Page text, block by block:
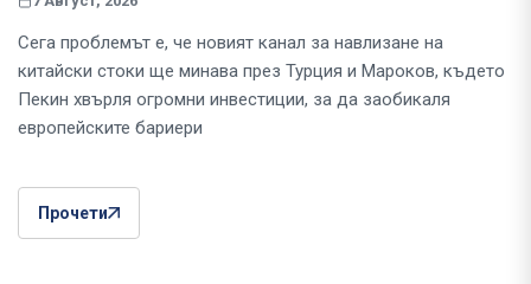
Сега проблемът е, че новият канал за навлизане на
китайски стоки ще минава през Турция и Мароков, където
Пекин хвърля огромни инвестиции, за да заобикаля
европейските бариери
Прочети